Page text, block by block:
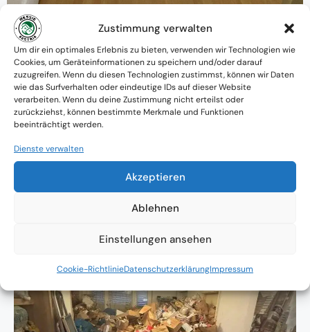
Zustimmung verwalten
Um dir ein optimales Erlebnis zu bieten, verwenden wir Technologien wie
Cookies, um Geräteinformationen zu speichern und/oder darauf
zuzugreifen. Wenn du diesen Technologien zustimmst, können wir Daten
wie das Surfverhalten oder eindeutige IDs auf dieser Website
verarbeiten. Wenn du deine Zustimmung nicht erteilst oder
zurückziehst, können bestimmte Merkmale und Funktionen
beeinträchtigt werden.
Dienste verwalten
Akzeptieren
Ablehnen
Einstellungen ansehen
Cookie-RichtlinieDatenschutzerklärungImpressum
Warum MessieAustria ?
Ein Team mit psychologischem
Verständnis und praktischem Know-how
Verfügbarkeit: Österreichweit
Absolute Diskretion & keine
Zusammenarbeit mit Ämtern ohne
Einverständnis